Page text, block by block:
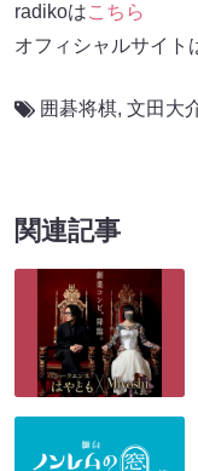
radikoはこちら
オフィシャルサイト
囲碁将棋, 文田大
関連記事